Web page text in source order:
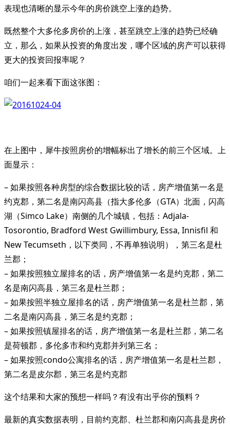
表现也清晰的显示今年的房价跳空上涨的趋势。
既然整个大多伦多房价的上涨，甚至跳空上涨的趋势已经确
立，那么，如果从投资的角度出发，哪个区域的房产可以获得
更大的投资回报率呢？
咱们一起来看下面这张图：
在上图中，犀牛按照房价的增幅标出了增长的前三个区域。上
面显示：
– 如果按照各种房型的综合数据比较的话，房产增值第一名是
约克郡，第二名是南闪高县（指大多伦多（GTA）北面，闪高
湖（Simco Lake）南侧的几个城镇，包括：Adjala-
Tosorontio, Bradford West Gwillimbury, Essa, Innisfil 和
New Tecumseth，以下类同，不再单独说明），第三名是杜
兰郡；
– 如果按照独立屋排名的话，房产增值第一名是约克郡，第二
名是南闪高县，第三名是杜兰郡；
– 如果按照半独立屋排名的话，房产增值第一名是杜兰郡，第
二名是南闪高县，第三名是约克郡；
– 如果按照镇屋排名的话，房产增值第一名是杜兰郡，第二名
是荷顿郡，多伦多市和约克郡并列第三名；
– 如果按照condo公寓排名的话，房产增值第一名是杜兰郡，
第二名是皮尔郡，第三名是约克郡
这个结果和大家的预想一样吗？有没有出乎你的预料？
最新的真实数据表明，目前约克郡、杜兰郡和南闪高县是房价